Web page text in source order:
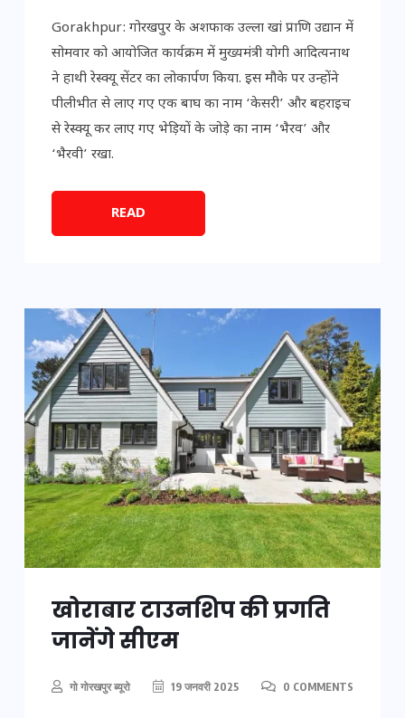
Gorakhpur: गोरखपुर के अशफाक उल्ला खां प्राणि उद्यान में
सोमवार को आयोजित कार्यक्रम में मुख्यमंत्री योगी आदित्यनाथ
ने हाथी रेस्क्यू सेंटर का लोकार्पण किया. इस मौके पर उन्होंने
पीलीभीत से लाए गए एक बाघ का नाम ‘केसरी’ और बहराइच
से रेस्क्यू कर लाए गए भेड़ियों के जोड़े का नाम ‘भैरव’ और
‘भैरवी’ रखा.
READ
खोराबार टाउनशिप की प्रगति
जानेंगे सीएम
गो गोरखपुर ब्यूरो 19 जनवरी 2025 0 COMMENTS